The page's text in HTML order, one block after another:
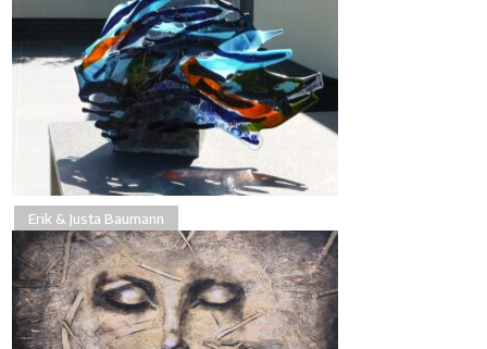
Erik & Justa Baumann